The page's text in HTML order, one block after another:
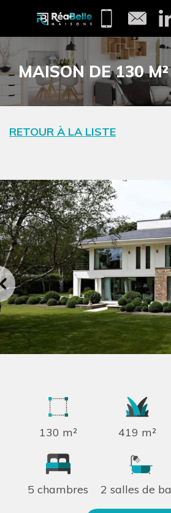
MAISON DE 130
RETOUR À LA LISTE
130 m² 419 m²
5 chambres 2 salles de